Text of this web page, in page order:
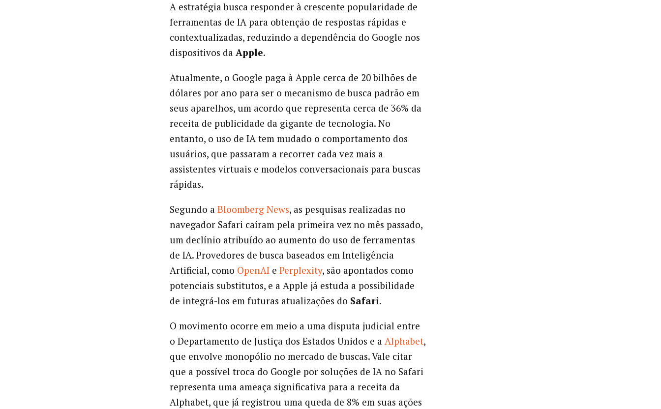
A estratégia busca responder à crescente popularidade de
ferramentas de IA para obtenção de respostas rápidas e
contextualizadas, reduzindo a dependência do Google nos
dispositivos da Apple.
Atualmente, o Google paga à Apple cerca de 20 bilhões de
dólares por ano para ser o mecanismo de busca padrão em
seus aparelhos, um acordo que representa cerca de 36% da
receita de publicidade da gigante de tecnologia. No
entanto, o uso de IA tem mudado o comportamento dos
usuários, que passaram a recorrer cada vez mais a
assistentes virtuais e modelos conversacionais para buscas
rápidas.
Segundo a Bloomberg News, as pesquisas realizadas no
navegador Safari caíram pela primeira vez no mês passado,
um declínio atribuído ao aumento do uso de ferramentas
de IA. Provedores de busca baseados em Inteligência
Artificial, como OpenAIe Perplexity, são apontados como
potenciais substitutos, e a Apple já estuda a possibilidade
de integrá-los em futuras atualizações do Safari.
O movimento ocorre em meio a uma disputa judicial entre
o Departamento de Justiça dos Estados Unidos e a Alphabet,
que envolve monopólio no mercado de buscas. Vale citar
que a possível troca do Google por soluções de IA no Safari
representa uma ameaça significativa para a receita da
Alphabet, que já registrou uma queda de 8% em suas ações